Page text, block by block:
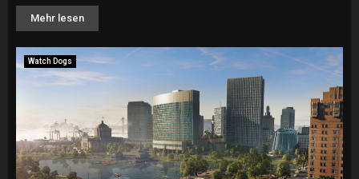
Mehr lesen
Watch Dogs